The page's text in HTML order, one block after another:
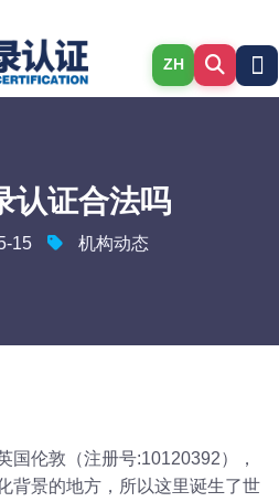
ZH
认证合法吗
15 机构动态
国伦敦（注册号:10120392），
背景的地方，所以这里诞生了世